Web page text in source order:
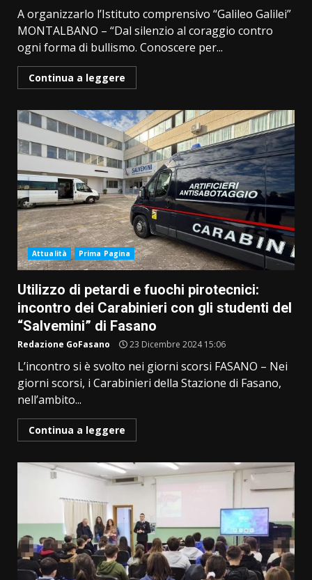
A organizzarlo l’Istituto comprensivo “Galileo Galilei”
MONTALBANO – “Dal silenzio al coraggio contro
ogni forma di bullismo. Conoscere per...
Continua a leggere
Attualità Prima Pagina
Utilizzo di petardi e fuochi pirotecnici:
incontro dei Carabinieri con gli studenti del
“Salvemini” di Fasano
Redazione GoFasano 23 Dicembre 2024 15:06
L’incontro si è svolto nei giorni scorsi FASANO – Nei
giorni scorsi, i Carabinieri della Stazione di Fasano,
nell’ambito...
Continua a leggere